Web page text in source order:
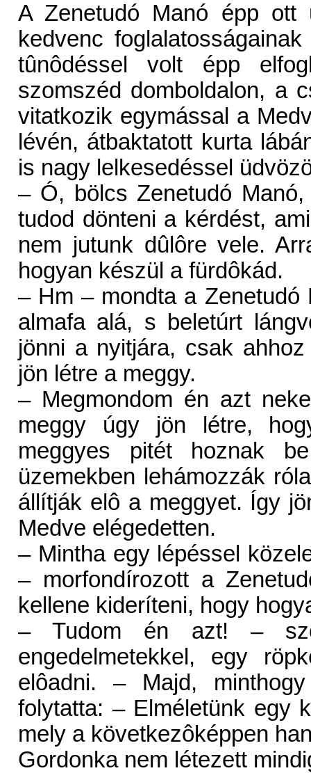
A Zenetudó Manó épp ott
kedvenc
tûnôdéssel volt épp
szomszéd domboldalon, a
vitatkozik egymással a
lévén, átbaktatott kurta
is nagy lelkesedéssel
– Ó, bölcs Zenetudó
tudod dönteni a kérdést,
nem jutunk dûlôre vele.
hogyan készül a fürdôkád.
– Hm – mondta a Zenetudó
almafa alá, s beletúrt
jönni a nyitjára, csak
jön létre a meggy.
– Megmondom én azt
meggy úgy jön létre,
meggyes pitét hoznak
üzemekben lehámozzák
állítják elô a meggyet. Így
Medve elégedetten.
– Mintha egy lépéssel
– morfondírozott a
kellene kideríteni, hogy
– Tudom én azt! –
engedelmetekkel, egy
elôadni. – Majd,
folytatta: – Elméletünk egy
mely a következôképpen
Gordonka nem létezett